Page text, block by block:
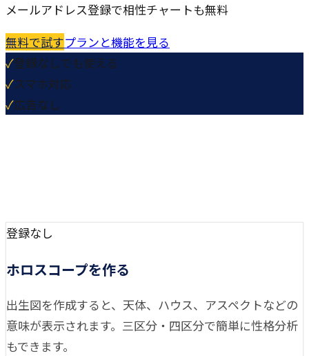
メールアドレス登録で相性チャートも無料
無料で試すプランと機能を見る
✓登録なしでも使える
✓スマホ対応
✓広告なし
登録なし
ホロスコープを作る
出生図を作成すると、天体、ハウス、アスペクトなどの
意味が表示されます。三区分・四区分で簡単に性格分析
もできます。